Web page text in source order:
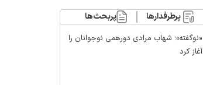
مراقب ماست/ مردم
دهن تفرقه افکنان بزنند
پرطرفدارها پربحث‌ها
«نوگفته»؛ شهاب مرادی دورهمی نوجوانان را
آغاز کرد